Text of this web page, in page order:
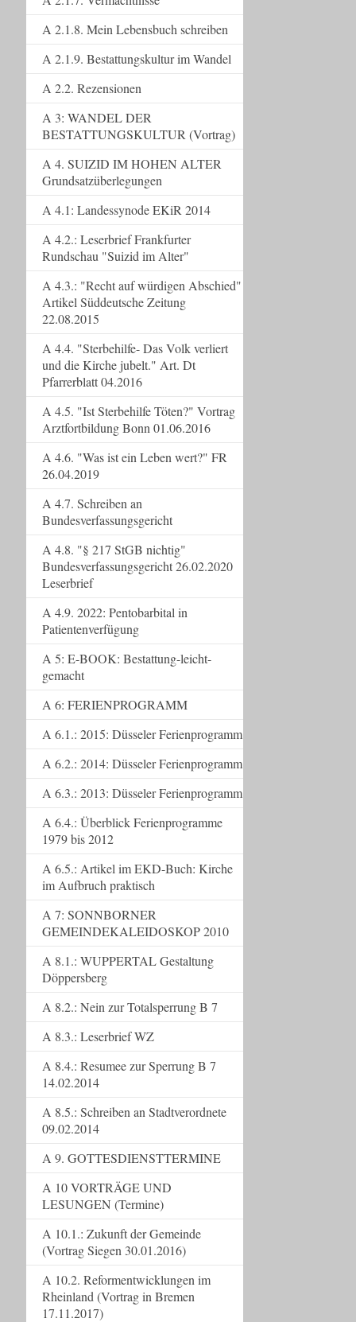
A 2.1.8. Mein Lebensbuch schreiben
A 2.1.9. Bestattungskultur im Wandel
A 2.2. Rezensionen
A 3: WANDEL DER
BESTATTUNGSKULTUR (Vortrag)
A 4. SUIZID IM HOHEN ALTER
Grundsatzüberlegungen
A 4.1: Landessynode EKiR 2014
A 4.2.: Leserbrief Frankfurter
Rundschau "Suizid im Alter"
A 4.3.: "Recht auf würdigen Abschied"
Artikel Süddeutsche Zeitung
22.08.2015
A 4.4. "Sterbehilfe- Das Volk verliert
und die Kirche jubelt." Art. Dt
Pfarrerblatt 04.2016
A 4.5. "Ist Sterbehilfe Töten?" Vortrag
Arztfortbildung Bonn 01.06.2016
A 4.6. "Was ist ein Leben wert?" FR
26.04.2019
A 4.7. Schreiben an
Bundesverfassungsgericht
A 4.8. "§ 217 StGB nichtig"
Bundesverfassungsgericht 26.02.2020
Leserbrief
A 4.9. 2022: Pentobarbital in
Patientenverfügung
A 5: E-BOOK: Bestattung-leicht-
gemacht
A 6: FERIENPROGRAMM
A 6.1.: 2015: Düsseler Ferienprogramm
A 6.2.: 2014: Düsseler Ferienprogramm
A 6.3.: 2013: Düsseler Ferienprogramm
A 6.4.: Überblick Ferienprogramme
1979 bis 2012
A 6.5.: Artikel im EKD-Buch: Kirche
im Aufbruch praktisch
A 7: SONNBORNER
GEMEINDEKALEIDOSKOP 2010
A 8.1.: WUPPERTAL Gestaltung
Döppersberg
A 8.2.: Nein zur Totalsperrung B 7
A 8.3.: Leserbrief WZ
A 8.4.: Resumee zur Sperrung B 7
14.02.2014
A 8.5.: Schreiben an Stadtverordnete
09.02.2014
A 9. GOTTESDIENSTTERMINE
A 10 VORTRÄGE UND
LESUNGEN (Termine)
A 10.1.: Zukunft der Gemeinde
(Vortrag Siegen 30.01.2016)
A 10.2. Reformentwicklungen im
Rheinland (Vortrag in Bremen
17.11.2017)